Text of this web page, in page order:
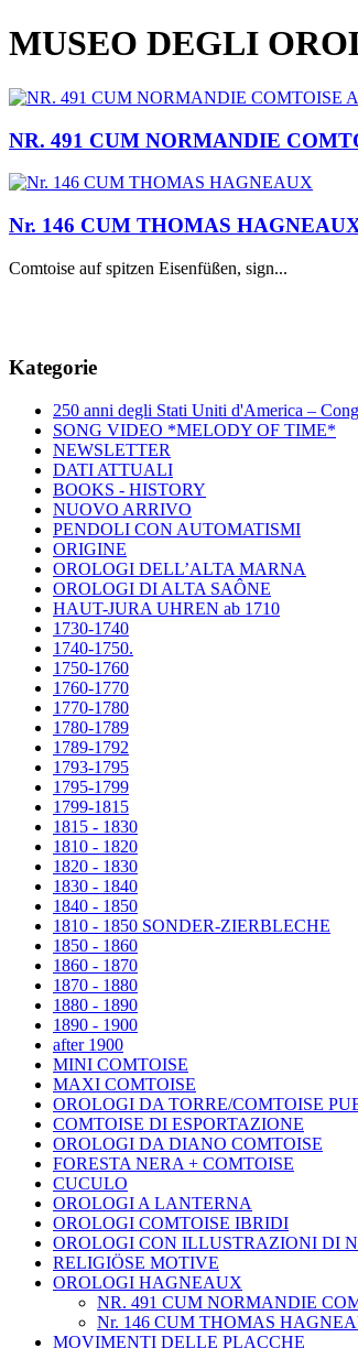
MUSEO DEGLI
NR. 491 CUM NORMANDIE
Nr. 146 CUM THOMAS
Comtoise auf spitzen Eisenfüßen, sign...
Kategorie
250 anni degli Stati Uniti d'America –
SONG VIDEO *MELODY OF TIME*
NEWSLETTER
DATI ATTUALI
BOOKS - HISTORY
NUOVO ARRIVO
PENDOLI CON AUTOMATISMI
ORIGINE
OROLOGI DELL’ALTA MARNA
OROLOGI DI ALTA SAÔNE
HAUT-JURA UHREN ab 1710
1730-1740
1740-1750.
1750-1760
1760-1770
1770-1780
1780-1789
1789-1792
1793-1795
1795-1799
1799-1815
1815 - 1830
1810 - 1820
1820 - 1830
1830 - 1840
1840 - 1850
1810 - 1850 SONDER-ZIERBLECHE
1850 - 1860
1860 - 1870
1870 - 1880
1880 - 1890
1890 - 1900
after 1900
MINI COMTOISE
MAXI COMTOISE
OROLOGI DA TORRE/COMTOISE
COMTOISE DI ESPORTAZIONE
OROLOGI DA DIANO COMTOISE
FORESTA NERA + COMTOISE
CUCULO
OROLOGI A LANTERNA
OROLOGI COMTOISE IBRIDI
OROLOGI CON ILLUSTRAZIONI DI
RELIGIÖSE MOTIVE
OROLOGI HAGNEAUX
NR. 491 CUM NORMANDIE
Nr. 146 CUM THOMAS
MOVIMENTI DELLE PLACCHE